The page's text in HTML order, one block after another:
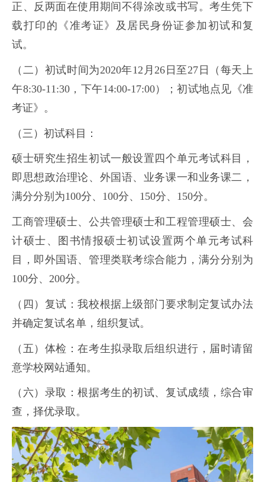
正、反两面在使用期间不得涂改或书写。考生凭下
载打印的《准考证》及居民身份证参加初试和复
试。
（二）初试时间为2020年12月26日至27日（每天上
午8:30-11:30，下午14:00-17:00）；初试地点见《准
考证》。
（三）初试科目：
硕士研究生招生初试一般设置四个单元考试科目，
即思想政治理论、外国语、业务课一和业务课二，
满分分别为100分、100分、150分、150分。
工商管理硕士、公共管理硕士和工程管理硕士、会
计硕士、图书情报硕士初试设置两个单元考试科
目，即外国语、管理类联考综合能力，满分分别为
100分、200分。
（四）复试：我校根据上级部门要求制定复试办法
并确定复试名单，组织复试。
（五）体检：在考生拟录取后组织进行，届时请留
意学校网站通知。
（六）录取：根据考生的初试、复试成绩，综合审
查，择优录取。